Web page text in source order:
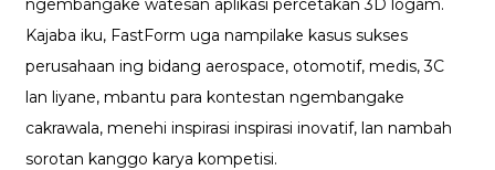
ngembangake watesan aplikasi percetakan 3D logam.
Kajaba iku, FastForm uga nampilake kasus sukses
perusahaan ing bidang aerospace, otomotif, medis, 3C
lan liyane, mbantu para kontestan ngembangake
cakrawala, menehi inspirasi inspirasi inovatif, lan nambah
sorotan kanggo karya kompetisi.